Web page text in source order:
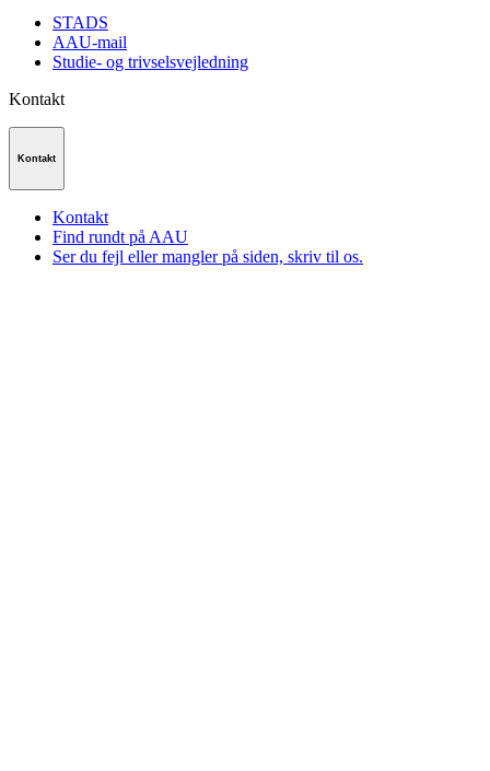
STADS
AAU-mail
Studie- og trivselsvejledning
Kontakt
Kontakt
Kontakt
Find rundt på AAU
Ser du fejl eller mangler på siden, skriv til os.